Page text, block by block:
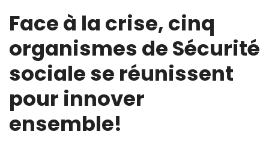
Face à la crise, cinq
organismes de Sécurité
sociale se réunissent
pour innover
ensemble!